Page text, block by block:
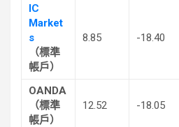
IC
Market
s
（標準
帳戶）
8.85 -18.40
OANDA
（標準
帳戶）
12.52 -18.05